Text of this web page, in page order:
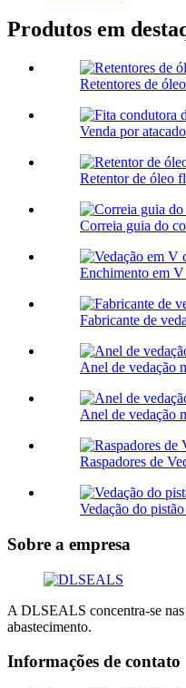
Produtos em
Retentores de
Venda por
Retentor de óleo
Correia guia do
Enchimento em
Fabricante de
Anel de vedação
Anel de vedação
Raspadores de
Vedação do
Sobre a empresa
A DLSEALS concentra-se nas
abastecimento.
Informações de contato